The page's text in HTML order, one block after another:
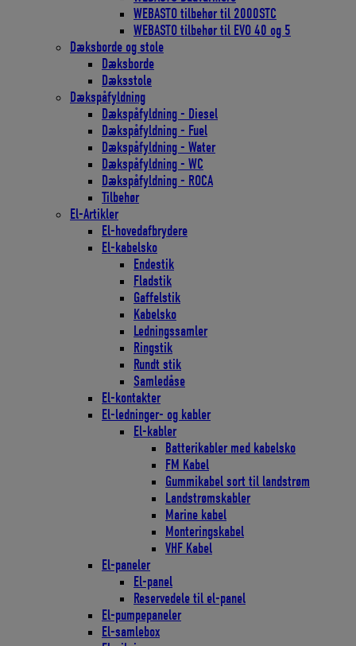
WEBASTO tilbehør til 2000STC
WEBASTO tilbehør til EVO 40 og 5
Dæksborde og stole
Dæksborde
Dæksstole
Dækspåfyldning
Dækspåfyldning - Diesel
Dækspåfyldning - Fuel
Dækspåfyldning - Water
Dækspåfyldning - WC
Dækspåfyldning - ROCA
Tilbehør
El-Artikler
El-hovedafbrydere
El-kabelsko
Endestik
Fladstik
Gaffelstik
Kabelsko
Ledningssamler
Ringstik
Rundt stik
Samledåse
El-kontakter
El-ledninger- og kabler
El-kabler
Batterikabler med kabelsko
FM Kabel
Gummikabel sort til landstrøm
Landstrømskabler
Marine kabel
Monteringskabel
VHF Kabel
El-paneler
El-panel
Reservedele til el-panel
El-pumpepaneler
El-samlebox